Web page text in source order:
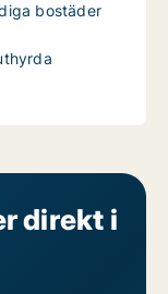
bostäder
direkt i